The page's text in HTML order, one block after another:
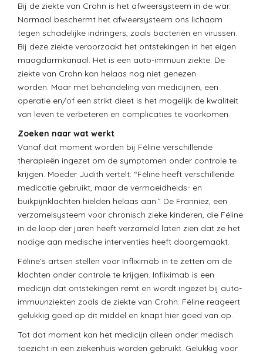
Bij de ziekte van Crohn is het afweersysteem in de war.
Normaal beschermt het afweersysteem ons lichaam
tegen schadelijke indringers, zoals bacteriën en virussen.
Bij deze ziekte veroorzaakt het ontstekingen in het eigen
maagdarmkanaal. Het is een auto-immuun ziekte. De
ziekte van Crohn kan helaas nog niet genezen
worden. Maar met behandeling van medicijnen, een
operatie en/of een strikt dieet is het mogelijk de kwaliteit
van leven te verbeteren en complicaties te voorkomen.
Zoeken naar wat werkt
Vanaf dat moment worden bij Féline verschillende
therapieën ingezet om de symptomen onder controle te
krijgen. Moeder Judith vertelt: “Féline heeft verschillende
medicatie gebruikt, maar de vermoeidheids- en
buikpijnklachten hielden helaas aan.” De Franniez, een
verzamelsysteem voor chronisch zieke kinderen, die Féline
in de loop der jaren heeft verzameld laten zien dat ze het
nodige aan medische interventies heeft doorgemaakt.
Féline’s artsen stellen voor Infliximab in te zetten om de
klachten onder controle te krijgen. Infliximab is een
medicijn dat ontstekingen remt en wordt ingezet bij auto-
immuunziekten zoals de ziekte van Crohn. Féline reageert
gelukkig goed op dit middel en knapt hier goed van op.
Tot dat moment kan het medicijn alleen onder medisch
toezicht in een ziekenhuis worden gebruikt. Gelukkig voor